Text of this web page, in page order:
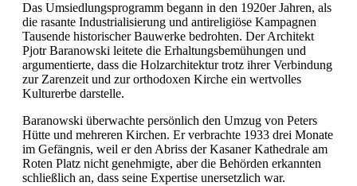
Das Umsiedlungsprogramm begann in den 1920er Jahren, als
die rasante Industrialisierung und antireligiöse Kampagnen
Tausende historischer Bauwerke bedrohten. Der Architekt
Pjotr Baranowski leitete die Erhaltungsbemühungen und
argumentierte, dass die Holzarchitektur trotz ihrer Verbindung
zur Zarenzeit und zur orthodoxen Kirche ein wertvolles
Kulturerbe darstelle.
Baranowski überwachte persönlich den Umzug von Peters
Hütte und mehreren Kirchen. Er verbrachte 1933 drei Monate
im Gefängnis, weil er den Abriss der Kasaner Kathedrale am
Roten Platz nicht genehmigte, aber die Behörden erkannten
schließlich an, dass seine Expertise unersetzlich war.